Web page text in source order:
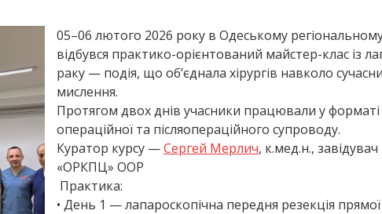
05–06 лютого 2026 року в Одеському
відбувся практико-орієнтований майстер-клас із
раку — подія, що об’єднала хірургів навколо
мислення.
Протягом двох днів учасники працювали у форматі
операційної та післяопераційного супроводу.
Куратор курсу —Сергей Мерлич, к.мед.н.,
«ОРКПЦ» ООР
Практика:
• День 1 — лапароскопічна передня резекція